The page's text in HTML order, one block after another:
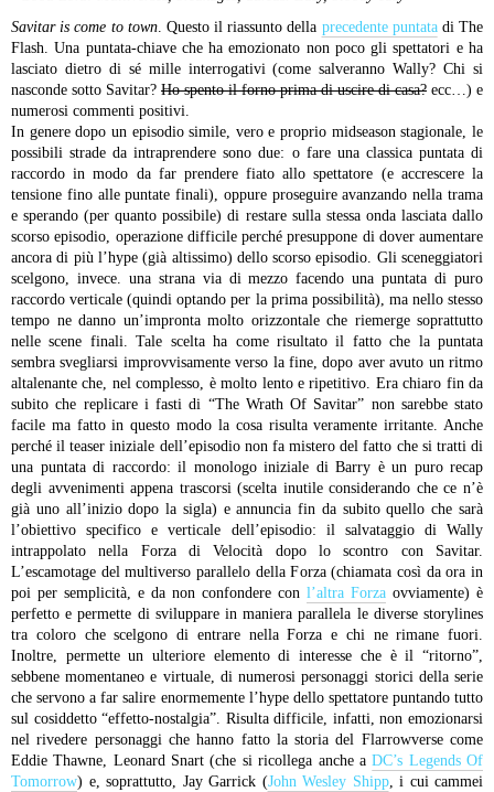
Savitar is come to town. Questo il riassunto della precedente puntatadi The
Flash. Una puntata-chiave che ha emozionato non poco gli spettatori e ha
lasciato dietro di sé mille interrogativi (come salveranno Wally? Chi si
nasconde sotto Savitar? Ho spento il forno prima di uscire di casa? ecc…) e
numerosi commenti positivi.
In genere dopo un episodio simile, vero e proprio midseason stagionale, le
possibili strade da intraprendere sono due: o fare una classica puntata di
raccordo in modo da far prendere fiato allo spettatore (e accrescere la
tensione fino alle puntate finali), oppure proseguire avanzando nella trama
e sperando (per quanto possibile) di restare sulla stessa onda lasciata dallo
scorso episodio, operazione difficile perché presuppone di dover aumentare
ancora di più l’hype (già altissimo) dello scorso episodio. Gli sceneggiatori
scelgono, invece. una strana via di mezzo facendo una puntata di puro
raccordo verticale (quindi optando per la prima possibilità), ma nello stesso
tempo ne danno un’impronta molto orizzontale che riemerge soprattutto
nelle scene finali.
Tale scelta ha come risultato il fatto che la puntata
sembra svegliarsi improvvisamente verso la fine, dopo aver avuto un ritmo
altalenante che, nel complesso, è molto lento e ripetitivo. Era chiaro fin da
subito che replicare i fasti di “The Wrath Of Savitar” non sarebbe stato
facile ma fatto in questo modo la cosa risulta veramente irritante.
Anche
perché il teaser iniziale dell’episodio non fa mistero del fatto che si tratti di
una puntata di raccordo: il monologo iniziale di Barry è un puro recap
degli avvenimenti appena trascorsi (scelta inutile considerando che ce n’è
già uno all’inizio dopo la sigla) e annuncia fin da subito quello che sarà
l’obiettivo specifico e verticale dell’episodio: il salvataggio di Wally
intrappolato nella Forza di Velocità dopo lo scontro con Savitar.
L’escamotage del multiverso parallelo della Forza (chiamata così da ora in
poi per semplicità, e da non confondere con l’altra Forza ovviamente) è
perfetto e permette di sviluppare in maniera parallela le diverse storylines
tra coloro che scelgono di entrare nella Forza e chi ne rimane fuori.
Inoltre, permette un ulteriore elemento di interesse che è il “ritorno”,
sebbene momentaneo e virtuale, di numerosi personaggi storici della serie
che servono a far salire enormemente l’hype dello spettatore puntando tutto
sul cosiddetto “effetto-nostalgia”. Risulta difficile, infatti, non emozionarsi
nel rivedere personaggi che hanno fatto la storia del Flarrowverse come
Eddie Thawne, Leonard Snart (che si ricollega anche aDC’s Legends Of
Tomorrow) e, soprattutto, Jay Garrick (John Wesley Shipp, i cui cammei